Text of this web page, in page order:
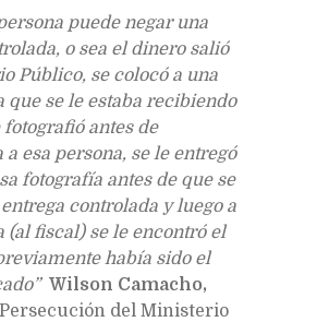
puede negar una
o sea el dinero salió
Público, se colocó a una
que se le estaba recibiendo
antes de
a esa persona, se le entregó
fotografía antes de que se
controlada y luego a
(al fiscal) se le encontró el
había sido el
Wilson Camacho,
del Ministerio